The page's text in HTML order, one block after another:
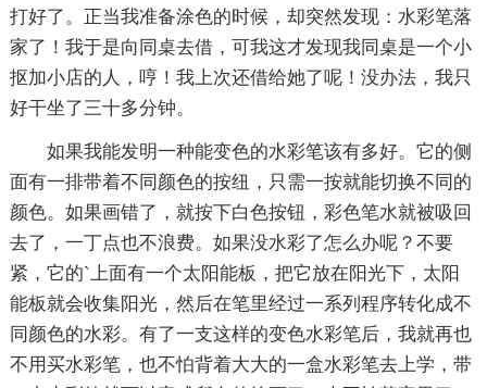
打好了。正当我准备涂色的时候，却突然发现：水彩笔落
家了！我于是向同桌去借，可我这才发现我同桌是一个小
抠加小店的人，哼！我上次还借给她了呢！没办法，我只
好干坐了三十多分钟。
如果我能发明一种能变色的水彩笔该有多好。它的侧
面有一排带着不同颜色的按纽，只需一按就能切换不同的
颜色。如果画错了，就按下白色按钮，彩色笔水就被吸回
去了，一丁点也不浪费。如果没水彩了怎么办呢？不要
紧，它的`上面有一个太阳能板，把它放在阳光下，太阳
能板就会收集阳光，然后在笔里经过一系列程序转化成不
同颜色的水彩。有了一支这样的变色水彩笔后，我就再也
不用买水彩笔，也不怕背着大大的一盒水彩笔去上学，带